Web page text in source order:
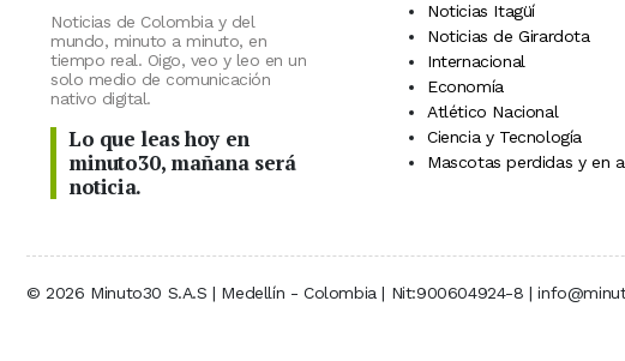
Noticias de Colombia y del
mundo, minuto a minuto, en
tiempo real. Oigo, veo y leo en un
solo medio de comunicación
nativo digital.
Lo que leas hoy en
minuto30, mañana será
noticia.
Noticias Itagüí
Noticias de Girardota
Internacional
Economía
Atlético Nacional
Ciencia y Tecnología
Mascotas perdidas y en
© 2026 Minuto30 S.A.S | Medellín - Colombia | Nit:900604924-8 |